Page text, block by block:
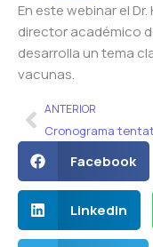
En este webinar el
director académico
desarrolla un tema
vacunas.
AntANTERIOR
Facebook
LinkedIn